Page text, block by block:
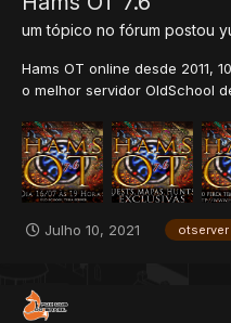
um tópico no fórum postou
Hams OT online desde 2011,
o melhor servidor OldSchool
a um servidor OldSchool
dedicada que atende o
Julho 10, 2021 otserver